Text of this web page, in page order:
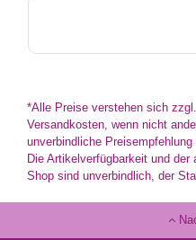
*Alle Preise verstehen sich
Versandkosten, wenn nicht
unverbindliche
Die Artikelverfügbarkeit und
Shop sind unverbindlich, der